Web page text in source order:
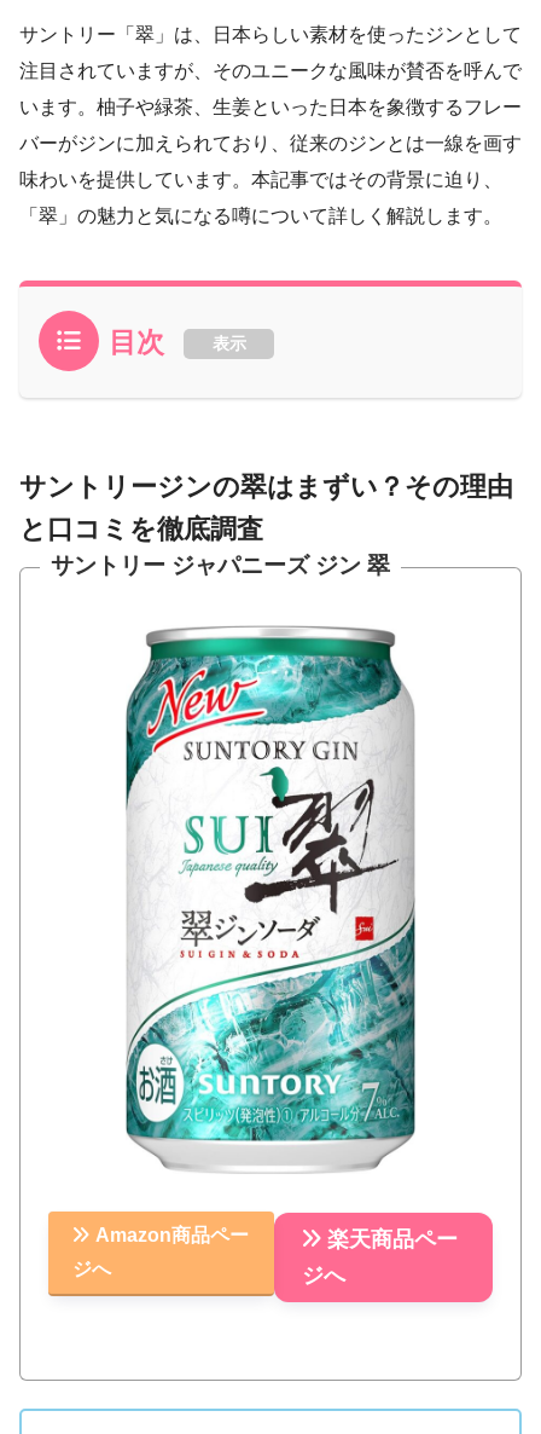
サントリー「翠」は、日本らしい素材を使ったジンとして
注目されていますが、そのユニークな風味が賛否を呼んで
います。柚子や緑茶、生姜といった日本を象徴するフレー
バーがジンに加えられており、従来のジンとは一線を画す
味わいを提供しています。本記事ではその背景に迫り、
「翠」の魅力と気になる噂について詳しく解説します。
目次 表示
サントリージンの翠はまずい？その理由
と口コミを徹底調査
サントリー ジャパニーズ ジン 翠
Amazon商品ペー
ジへ
楽天商品ペー
ジへ